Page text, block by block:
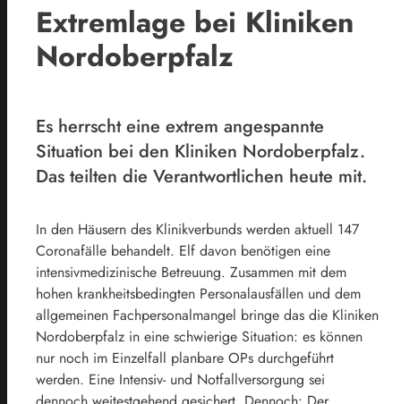
Extremlage bei Kliniken
Nordoberpfalz
Es herrscht eine extrem angespannte
Situation bei den Kliniken Nordoberpfalz.
Das teilten die Verantwortlichen heute mit.
In den Häusern des Klinikverbunds werden aktuell 147
Coronafälle behandelt. Elf davon benötigen eine
intensivmedizinische Betreuung. Zusammen mit dem
hohen krankheitsbedingten Personalausfällen und dem
allgemeinen Fachpersonalmangel bringe das die Kliniken
Nordoberpfalz in eine schwierige Situation: es können
nur noch im Einzelfall planbare OPs durchgeführt
werden. Eine Intensiv- und Notfallversorgung sei